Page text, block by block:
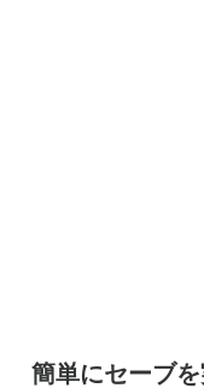
簡単にセーブ